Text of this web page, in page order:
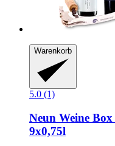
Warenkorb
5.0 (1)
Neun Weine Box
9x0,75l